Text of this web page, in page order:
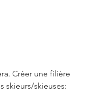
Créer une filière
skieurs/skieuses: